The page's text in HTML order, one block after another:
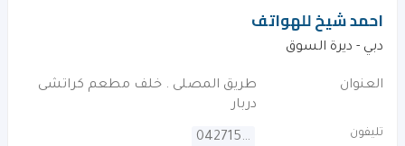
احمد شيخ للهواتف
دبي - ديرة السوق
العنوان
طريق المصلى . خلف مطعم كراتشى
دربار
تليفون 042715166